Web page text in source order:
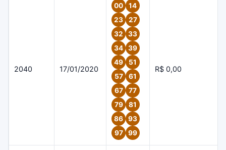
2040 17/01/2020
00
14
23
27
32
33
34
39
49
51
57
61
67
77
79
81
86
93
97
99
R$ 0,00